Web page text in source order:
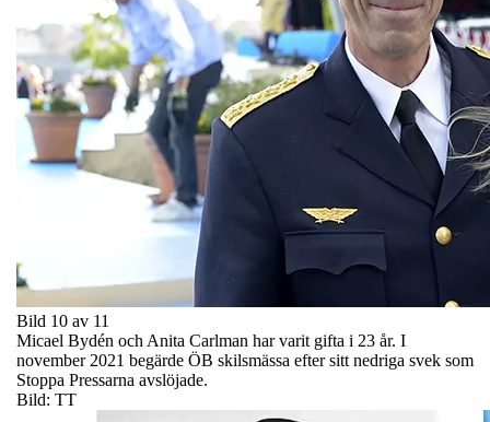
Bild 10 av 11
Micael Bydén och Anita Carlman har varit gifta i 23 år. I
november 2021 begärde ÖB skilsmässa efter sitt nedriga svek som
Stoppa Pressarna avslöjade.
Bild: TT